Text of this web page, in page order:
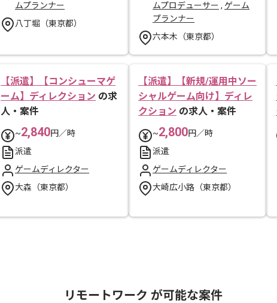
ムプランナー
八丁堀（東京都）
ムプロデューサー , ゲーム
プランナー
六本木（東京都）
【派遣】【コンシューマゲ
ーム】ディレクション の求
人・案件
~2,840円／時
派遣
ゲームディレクター
大森（東京都）
【派遣】【新規/運用中ソー
シャルゲーム向け】ディレ
クション の求人・案件
~2,800円／時
派遣
ゲームディレクター
大崎広小路（東京都）
リモートワーク が可能な案件